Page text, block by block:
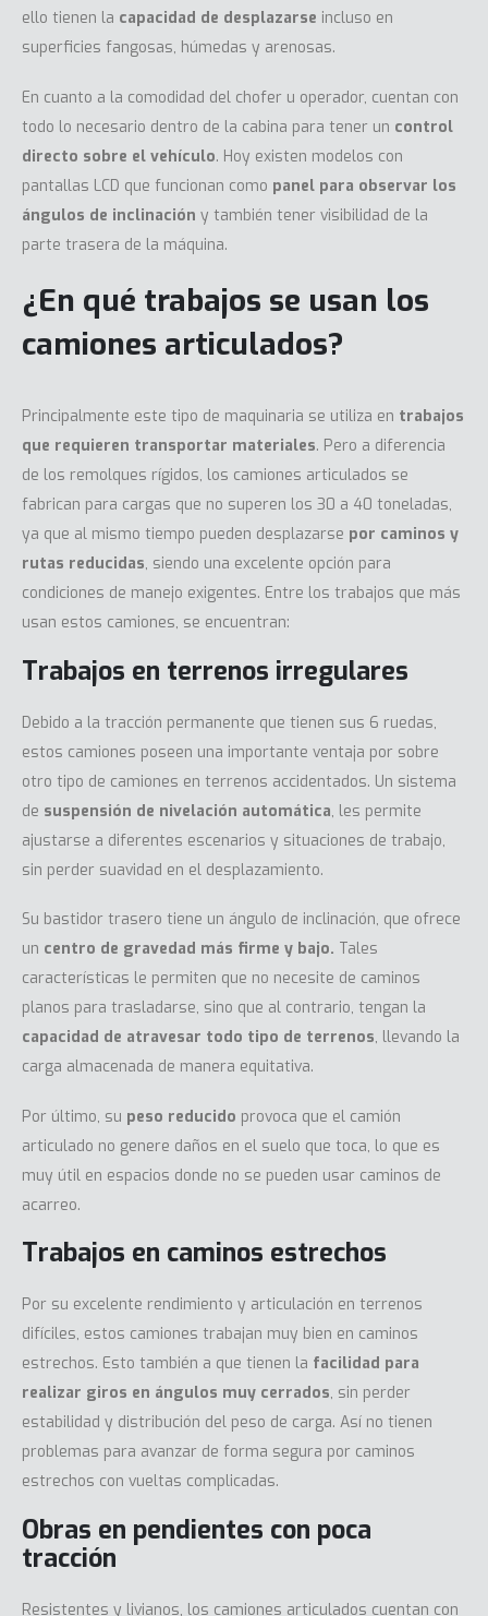
ello tienen la capacidad de desplazarse incluso en
superficies fangosas, húmedas y arenosas.
En cuanto a la comodidad del chofer u operador, cuentan con
todo lo necesario dentro de la cabina para tener un control
directo sobre el vehículo. Hoy existen modelos con
pantallas LCD que funcionan como panel para observar los
ángulos de inclinación y también tener visibilidad de la
parte trasera de la máquina.
¿En qué trabajos se usan los
camiones articulados?
Principalmente este tipo de maquinaria se utiliza en trabajos
que requieren transportar materiales. Pero a diferencia
de los remolques rígidos, los camiones articulados se
fabrican para cargas que no superen los 30 a 40 toneladas,
ya que al mismo tiempo pueden desplazarse por caminos y
rutas reducidas, siendo una excelente opción para
condiciones de manejo exigentes. Entre los trabajos que más
usan estos camiones, se encuentran:
Trabajos en terrenos irregulares
Debido a la tracción permanente que tienen sus 6 ruedas,
estos camiones poseen una importante ventaja por sobre
otro tipo de camiones en terrenos accidentados. Un sistema
de suspensión de nivelación automática, les permite
ajustarse a diferentes escenarios y situaciones de trabajo,
sin perder suavidad en el desplazamiento.
Su bastidor trasero tiene un ángulo de inclinación, que ofrece
un centro de gravedad más firme y bajo. Tales
características le permiten que no necesite de caminos
planos para trasladarse, sino que al contrario, tengan la
capacidad de atravesar todo tipo de terrenos, llevando la
carga almacenada de manera equitativa.
Por último, su peso reducido provoca que el camión
articulado no genere daños en el suelo que toca, lo que es
muy útil en espacios donde no se pueden usar caminos de
acarreo.
Trabajos en caminos estrechos
Por su excelente rendimiento y articulación en terrenos
difíciles, estos camiones trabajan muy bien en caminos
estrechos. Esto también a que tienen la facilidad para
realizar giros en ángulos muy cerrados, sin perder
estabilidad y distribución del peso de carga. Así no tienen
problemas para avanzar de forma segura por caminos
estrechos con vueltas complicadas.
Obras en pendientes con poca
tracción
Resistentes y livianos, los camiones articulados cuentan con